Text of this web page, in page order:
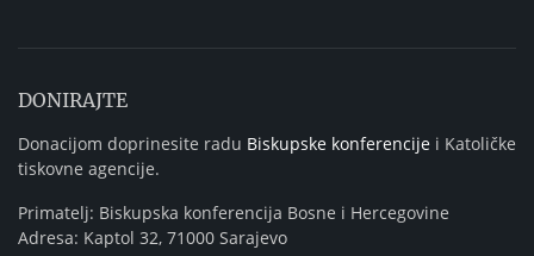
DONIRAJTE
Donacijom doprinesite radu Biskupske konferencije i Katoličke
tiskovne agencije.
Primatelj: Biskupska konferencija Bosne i Hercegovine
Adresa: Kaptol 32, 71000 Sarajevo